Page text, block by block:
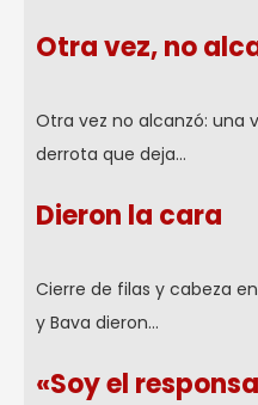
Otra vez, no
Otra vez no alcanzó: una
derrota que deja…
Dieron la cara
Cierre de filas y cabeza
y Bava dieron…
«Soy el